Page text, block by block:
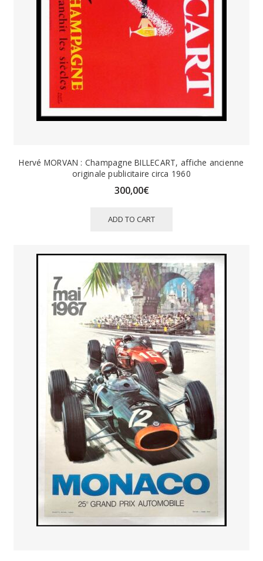
Hervé MORVAN : Champagne BILLECART, affiche ancienne
originale publicitaire circa 1960
300,00€
ADD TO CART